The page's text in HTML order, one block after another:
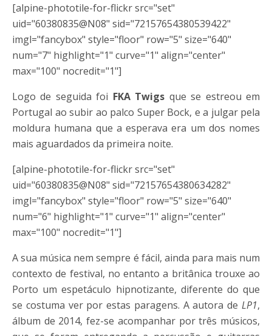
[alpine-phototile-for-flickr src="set"
uid="60380835@N08" sid="72157654380539422"
imgl="fancybox" style="floor" row="5" size="640"
num="7" highlight="1" curve="1" align="center"
max="100" nocredit="1"]
Logo de seguida foi FKA Twigs que se estreou em
Portugal ao subir ao palco Super Bock, e a julgar pela
moldura humana que a esperava era um dos nomes
mais aguardados da primeira noite.
[alpine-phototile-for-flickr src="set"
uid="60380835@N08" sid="72157654380634282"
imgl="fancybox" style="floor" row="5" size="640"
num="6" highlight="1" curve="1" align="center"
max="100" nocredit="1"]
A sua música nem sempre é fácil, ainda para mais num
contexto de festival, no entanto a britânica trouxe ao
Porto um espetáculo hipnotizante, diferente do que
se costuma ver por estas paragens. A autora de LP1,
álbum de 2014, fez-se acompanhar por três músicos,